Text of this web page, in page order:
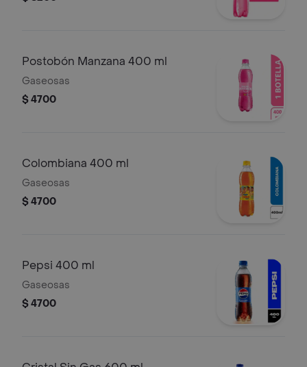
Postobón Manzana 400 ml
Gaseosas
$ 4700
Colombiana 400 ml
Gaseosas
$ 4700
Pepsi 400 ml
Gaseosas
$ 4700